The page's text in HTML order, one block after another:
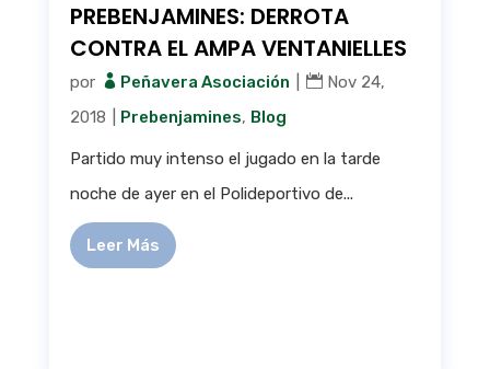
PREBENJAMINES: DERROTA
CONTRA EL AMPA VENTANIELLES
por Peñavera Asociación
Nov 24,
2018
Prebenjamines, Blog
Partido muy intenso el jugado en la tarde
noche de ayer en el Polideportivo de...
Leer Más